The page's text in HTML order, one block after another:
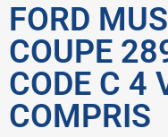
FORD
COUPE
CODE C 4
COMPRIS